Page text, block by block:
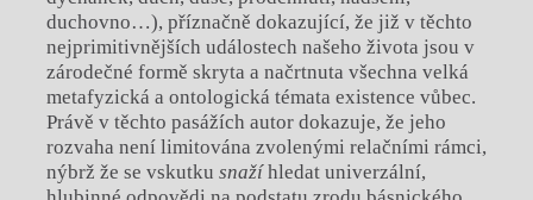
duchovno…), příznačně dokazující, že již v těchto
nejprimitivnějších událostech našeho života jsou v
zárodečné formě skryta a načrtnuta všechna velká
metafyzická a ontologická témata existence vůbec.
Právě v těchto pasážích autor dokazuje, že jeho
rozvaha není limitována zvolenými relačními rámci,
nýbrž že se vskutku snažíhledat univerzální,